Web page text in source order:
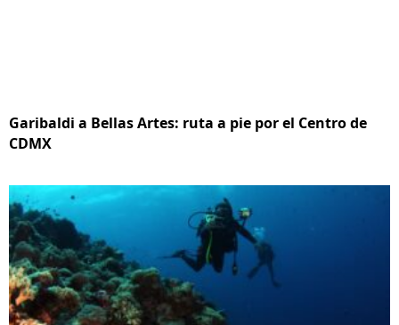
Garibaldi a Bellas Artes: ruta a pie por el Centro de
CDMX